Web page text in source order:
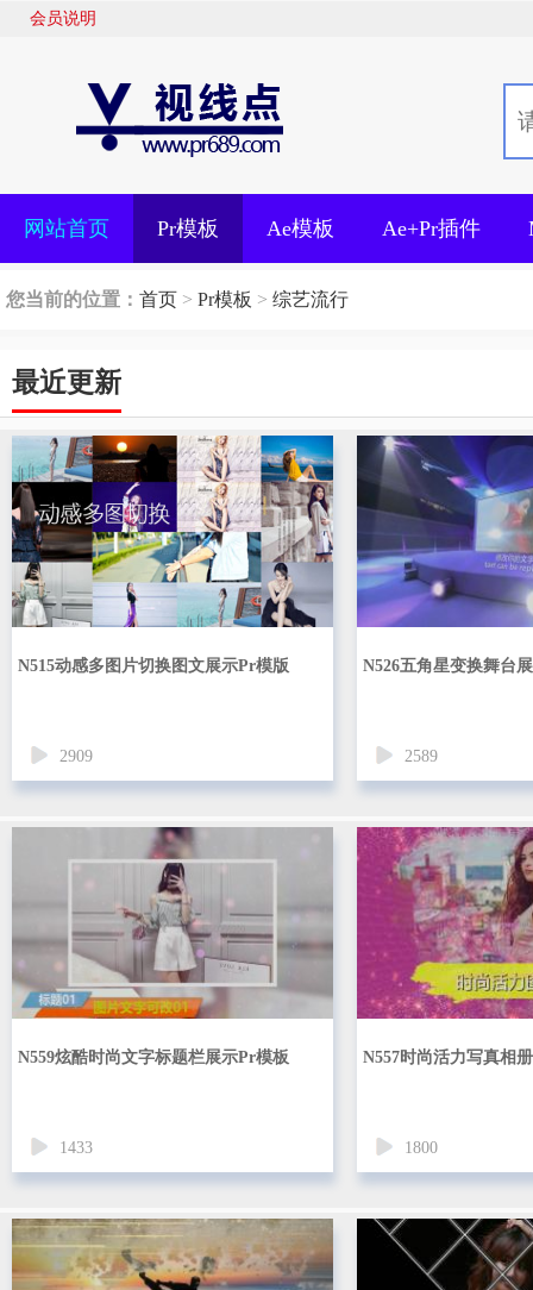
会员说明
网站首页 Pr模板 Ae模板 Ae+Pr插件
您当前的位置： 首页 > Pr模板 > 综艺流行
最近更新
N515动感多图片切换图文展示Pr模版
2909
N526五角星变换舞台
2589
N559炫酷时尚文字标题栏展示Pr模板
1433
N557时尚活力写真相
1800